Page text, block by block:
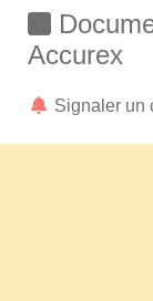
Accurex
Signaler un